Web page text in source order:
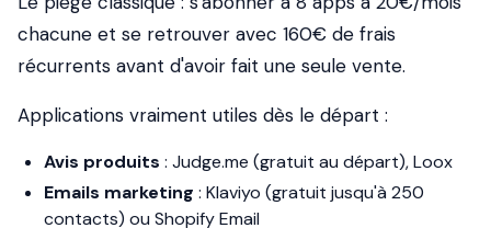
chacune et se retrouver avec 160€ de frais
récurrents avant d'avoir fait une seule vente.
Applications vraiment utiles dès le départ :
Avis produits : Judge.me (gratuit au départ), Loox
Emails marketing : Klaviyo (gratuit jusqu'à 250
contacts) ou Shopify Email